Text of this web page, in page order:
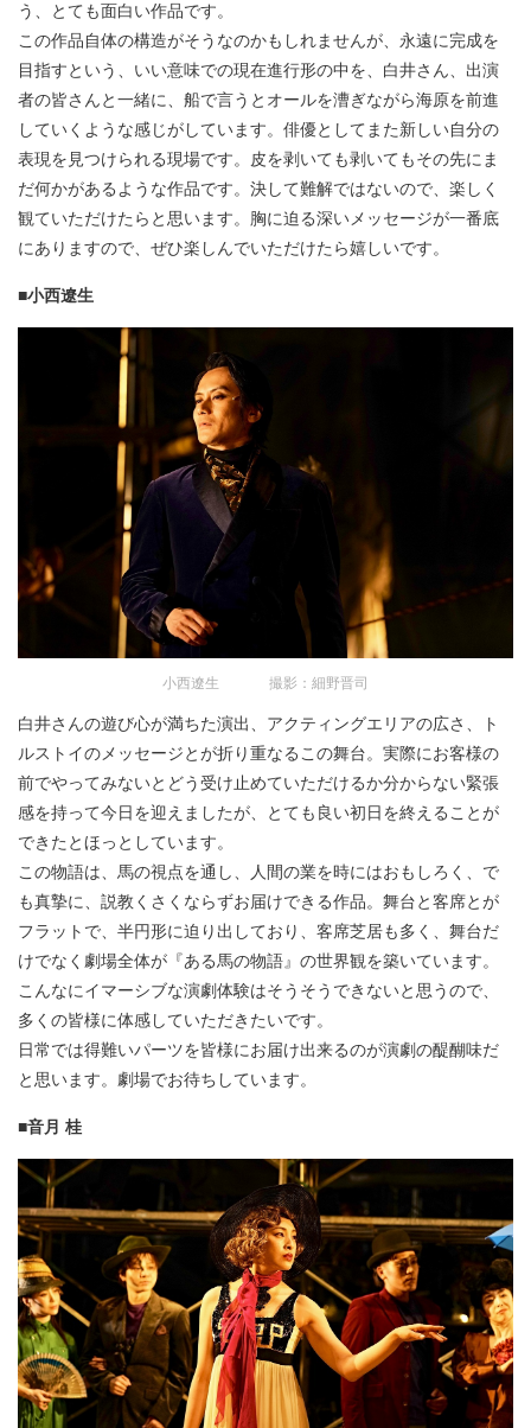
う、とても面白い作品です。
この作品自体の構造がそうなのかもしれませんが、永遠に完成を
目指すという、いい意味での現在進行形の中を、白井さん、出演
者の皆さんと一緒に、船で言うとオールを漕ぎながら海原を前進
していくような感じがしています。俳優としてまた新しい自分の
表現を見つけられる現場です。皮を剥いても剥いてもその先にま
だ何かがあるような作品です。決して難解ではないので、楽しく
観ていただけたらと思います。胸に迫る深いメッセージが一番底
にありますので、ぜひ楽しんでいただけたら嬉しいです。
■小西遼生
小西遼生 撮影：細野晋司
白井さんの遊び心が満ちた演出、アクティングエリアの広さ、ト
ルストイのメッセージとが折り重なるこの舞台。実際にお客様の
前でやってみないとどう受け止めていただけるか分からない緊張
感を持って今日を迎えましたが、とても良い初日を終えることが
できたとほっとしています。
この物語は、馬の視点を通し、人間の業を時にはおもしろく、で
も真摯に、説教くさくならずお届けできる作品。舞台と客席とが
フラットで、半円形に迫り出しており、客席芝居も多く、舞台だ
けでなく劇場全体が『ある馬の物語』の世界観を築いています。
こんなにイマーシブな演劇体験はそうそうできないと思うので、
多くの皆様に体感していただきたいです。
日常では得難いパーツを皆様にお届け出来るのが演劇の醍醐味だ
と思います。劇場でお待ちしています。
■音月 桂